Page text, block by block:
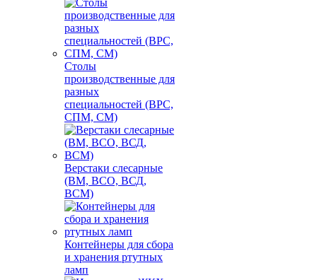
Столы
производственные для
разных
специальностей (ВРС,
СПМ, СМ)
Верстаки слесарные
(ВМ, ВСО, ВСД,
ВСМ)
Контейнеры для сбора
и хранения ртутных
ламп